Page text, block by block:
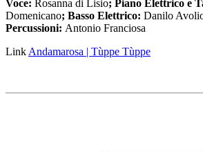
Voce: Rosanna di Lisio; Piano Elettrico e
Domenicano; Basso Elettrico: Danilo
Percussioni: Antonio Franciosa
Link Andamarosa | Tùppe Tùppe